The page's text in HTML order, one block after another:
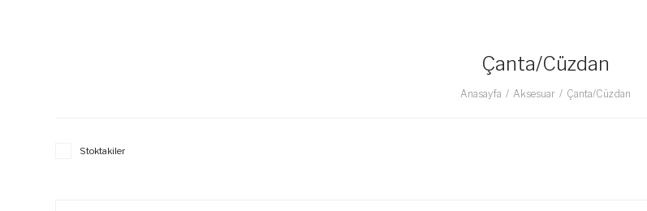
Çanta/Cüzdan
Anasayfa Aksesuar Çanta/Cüzdan
Stoktakiler